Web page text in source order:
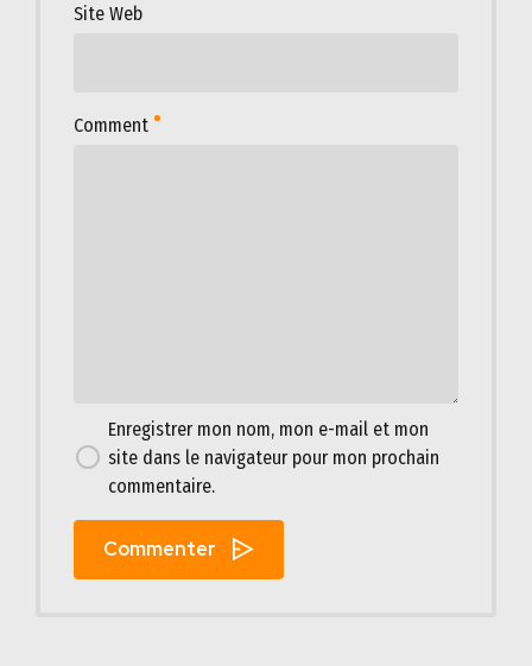
Comment
Site Web
Enregistrer mon nom, mon e-mail et mon
site dans le navigateur pour mon prochain
commentaire.
Commenter